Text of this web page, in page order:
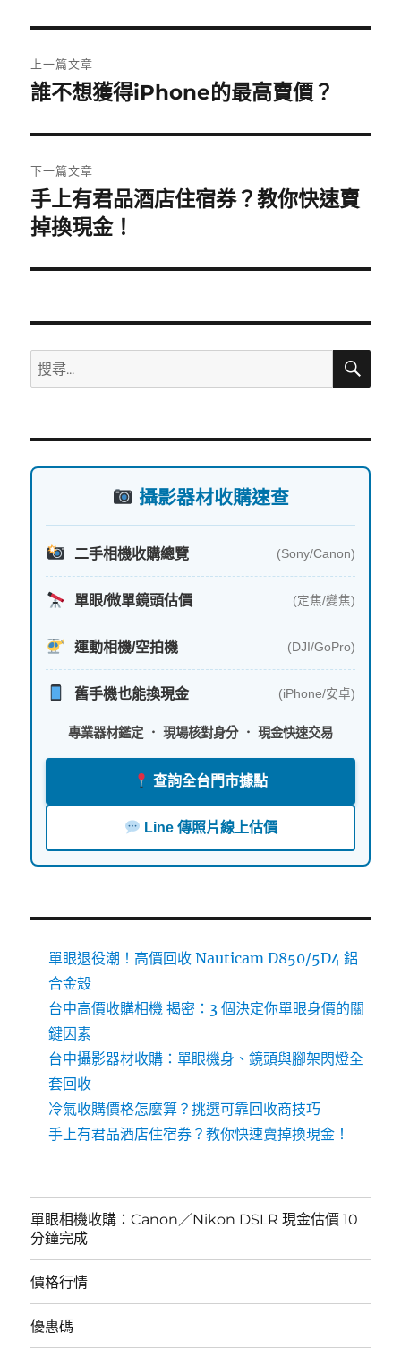
o
章
覽
上一篇文章
上
篇
文
章:
誰不想獲得iPhone的最高賣價？
下一篇文章
下
一
文
手上有君品酒店住宿券？教你快速賣
掉換現金！
搜
尋
鍵
字:
搜
攝影器材收購速查
二手相機收購總覽 (Sony/Canon)
單眼/微單鏡頭估價 (定焦/變焦)
運動相機/空拍機 (DJI/GoPro)
舊手機也能換現金 (iPhone/安卓)
專業器材鑑定 ． 現場核對身分 ． 現金快速交易
查詢全台門市據點
Line 傳照片線上估價
單眼退役潮！高價回收 Nauticam D850/5D4 鋁
合金殼
台中高價收購相機 揭密：3 個決定你單眼身價的關
鍵因素
台中攝影器材收購：單眼機身、鏡頭與腳架閃燈全
套回收
冷氣收購價格怎麼算？挑選可靠回收商技巧
手上有君品酒店住宿券？教你快速賣掉換現金！
單眼相機收購：Canon／Nikon DSLR 現金估價 10
分鐘完成
價格行情
優惠碼